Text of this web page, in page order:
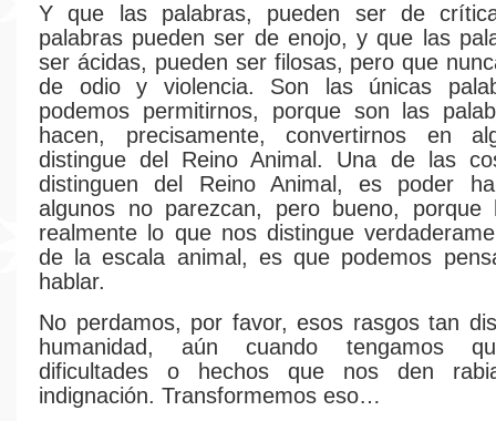
Y que las palabras, pueden ser de
palabras pueden ser de enojo, y que las
ser ácidas, pueden ser filosas, pero que
de odio y violencia. Son las únicas
podemos permitirnos, porque son las
hacen, precisamente, convertirnos en
distingue del Reino Animal. Una de las
distinguen del Reino Animal, es poder
algunos no parezcan, pero bueno, porque
realmente lo que nos distingue
de la escala animal, es que podemos
hablar.
No perdamos, por favor, esos rasgos tan
humanidad, aún cuando tengamos
dificultades o hechos que nos den
indignación. Transformemos eso…